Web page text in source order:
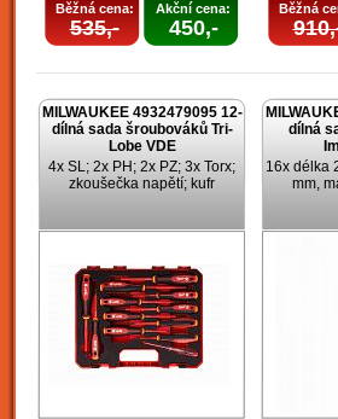
Běžná cena:
535,-
Akční cena:
450,-
Běžná
MILWAUKEE 4932479095 12-
dílná sada šroubováků Tri-
Lobe VDE
4x SL; 2x PH; 2x PZ; 3x Torx;
zkoušečka napětí; kufr
dílná
16x délka
mm,